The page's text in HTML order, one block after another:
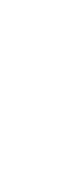
порог АУ-
порог АУ-50
порог АУ-50
порог АУ-50
порог АУ-50
порог АУ-50